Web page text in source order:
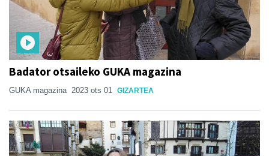
Badator otsaileko GUKA magazina
GUKA magazina 2023 ots 01 GIZARTEA